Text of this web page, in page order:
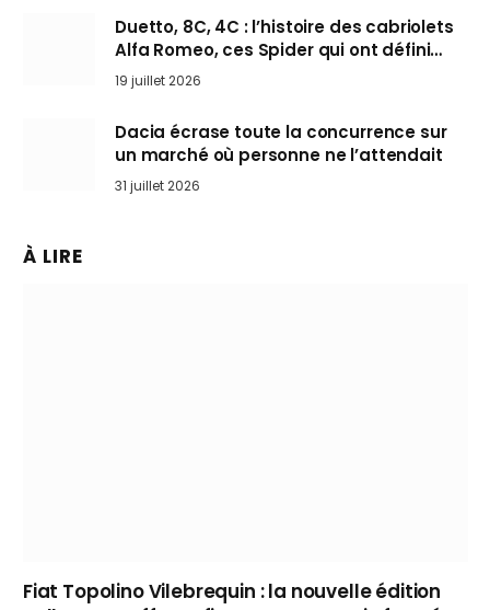
Duetto, 8C, 4C : l’histoire des cabriolets
Alfa Romeo, ces Spider qui ont défini
l’art de rouler cheveux au vent
19 juillet 2026
Dacia écrase toute la concurrence sur
un marché où personne ne l’attendait
31 juillet 2026
À LIRE
Fiat Topolino Vilebrequin : la nouvelle édition